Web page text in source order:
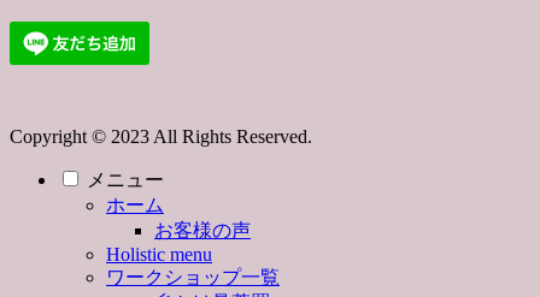
Copyright © 2023 All Rights Reserved.
メニュー
ホーム
お客様の声
Holistic menu
ワークショップ一覧